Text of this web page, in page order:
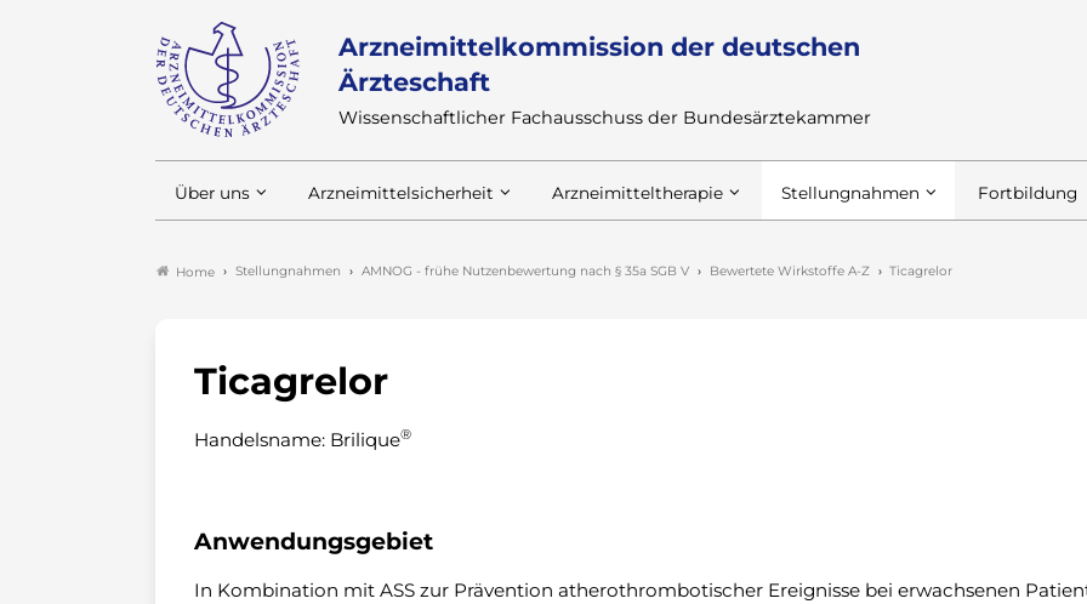
Arzneimittelkommission der deutschen
Ärzteschaft
Wissenschaftlicher Fachausschuss der Bundesärztekammer
Über uns Arzneimittelsicherheit Arzneimitteltherapie Stellungnahmen Fortbildung
Home Stellungnahmen AMNOG - frühe Nutzenbewertung nach § 35a SGB V Bewertete Wirkstoffe A-Z Ticagrelor
Ticagrelor
Handelsname: Brilique®
Anwendungsgebiet
In Kombination mit ASS zur Prävention atherothrombotischer Ereignisse bei erwachsenen